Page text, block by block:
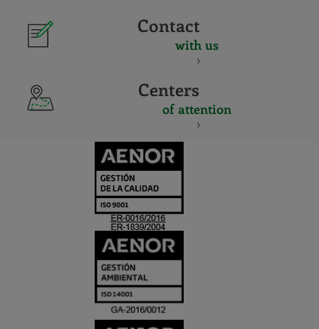
Contact
with us
Centers
of attention
Y